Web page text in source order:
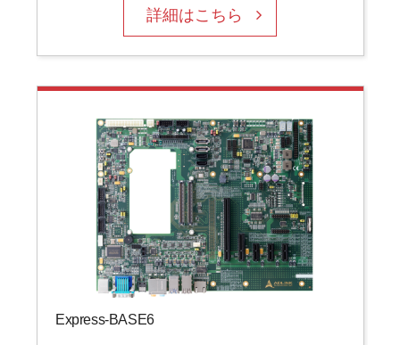
詳細はこちら
Express-BASE6